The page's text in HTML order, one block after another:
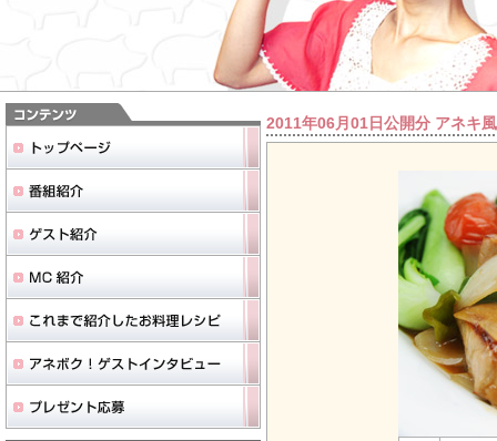
2011年06月01日公開分 アネキ